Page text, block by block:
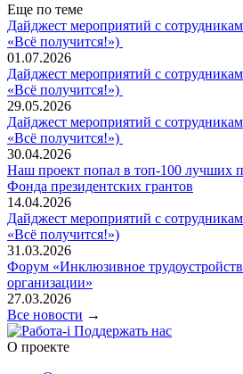
Еще по теме
Дайджест мероприятий с
«Всё получится!»)
01.07.2026
Дайджест мероприятий с
«Всё получится!»)
29.05.2026
Дайджест мероприятий с
«Всё получится!»)
30.04.2026
Наш проект попал в топ‑100 лучших
Фонда президентских грантов
14.04.2026
Дайджест мероприятий с
«Всё получится!»)
31.03.2026
Форум «Инклюзивное
организации»
27.03.2026
Все новости →
Поддержать нас
O проекте